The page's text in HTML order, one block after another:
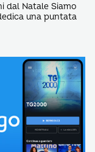
dal Natale Siamo
una puntata